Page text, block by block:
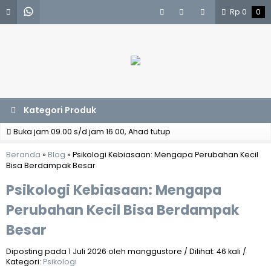
Rp 0 0
Kategori Produk
Buka jam 09.00 s/d jam 16.00, Ahad tutup
Beranda » Blog » Psikologi Kebiasaan: Mengapa Perubahan Kecil
Bisa Berdampak Besar
Psikologi Kebiasaan: Mengapa
Perubahan Kecil Bisa Berdampak
Besar
Diposting pada 1 Juli 2026 oleh manggustore / Dilihat: 46 kali /
Kategori: Psikologi